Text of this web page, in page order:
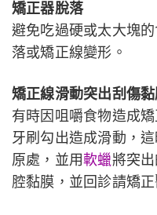
矯正器脫落
避免吃過硬或太大塊
落或矯正線變形。
矯正線滑動突出刮傷
有時因咀嚼食物造成
牙刷勾出造成滑動，
原處，並用軟蠟將突
腔黏膜，並回診請矯正